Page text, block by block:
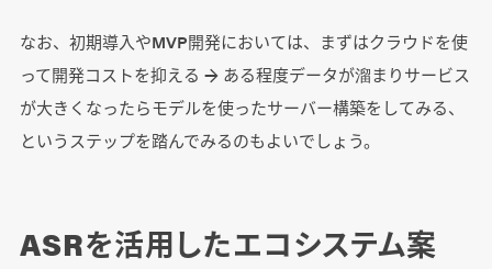
なお、初期導入やMVP開発においては、まずはクラウドを使
って開発コストを抑える → ある程度データが溜まりサービス
が大きくなったらモデルを使ったサーバー構築をしてみる、
というステップを踏んでみるのもよいでしょう。
ASRを活用したエコシステム案